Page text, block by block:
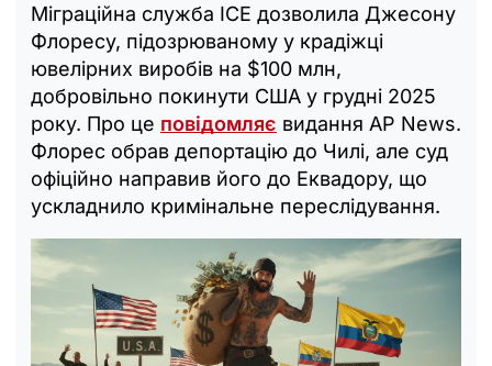
Міграційна служба ICE дозволила Джесону
Флоресу, підозрюваному у крадіжці
ювелірних виробів на $100 млн,
добровільно покинути США у грудні 2025
року. Про це повідомляє видання AP News.
Флорес обрав депортацію до Чилі, але суд
офіційно направив його до Еквадору, що
ускладнило кримінальне переслідування.